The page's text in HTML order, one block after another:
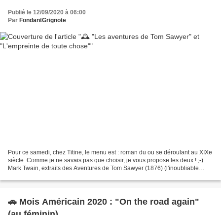
Publié le 12/09/2020 à 06:00
Par FondantGrignote
Pour ce samedi, chez Titine, le menu est : roman du ou se déroulant au XIXe
siècle .Comme je ne savais pas que choisir, je vous propose les deux ! ;-)
Mark Twain, extraits des Aventures de Tom Sawyer (1876) (l'inoubliable
🚗 Mois Américain 2020 : "On the road again"